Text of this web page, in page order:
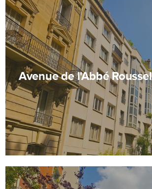
Avenue de l'Abbé